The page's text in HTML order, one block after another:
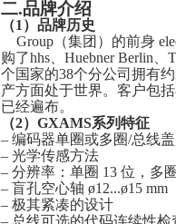
二.品牌介绍
（1） 品牌历史
Group（集团）的前身
购了hhs、Huebner Berlin
个国家的38个分公司拥有
产方面处于世界。客户包
已经遍布。
（2） GXAMS系列特征
– 编码器单圈或多圈/总线盖
– 光学传感方法
– 分辨率：单圈 13 位，多
– 盲孔空心轴 ø12...ø15 mm
– 极其紧凑的设计
– 总线可选的代码连续性检